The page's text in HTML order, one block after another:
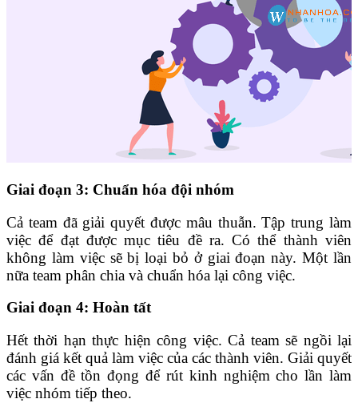
Giai đoạn 3: Chuẩn hóa đội nhóm
Cả team đã giải quyết được mâu thuẫn. Tập trung làm
việc để đạt được mục tiêu đề ra. Có thể thành viên
không làm việc sẽ bị loại bỏ ở giai đoạn này. Một lần
nữa team phân chia và chuẩn hóa lại công việc.
Giai đoạn 4: Hoàn tất
Hết thời hạn thực hiện công việc. Cả team sẽ ngồi lại
đánh giá kết quả làm việc của các thành viên. Giải quyết
các vấn đề tồn đọng để rút kinh nghiệm cho lần làm
việc nhóm tiếp theo.